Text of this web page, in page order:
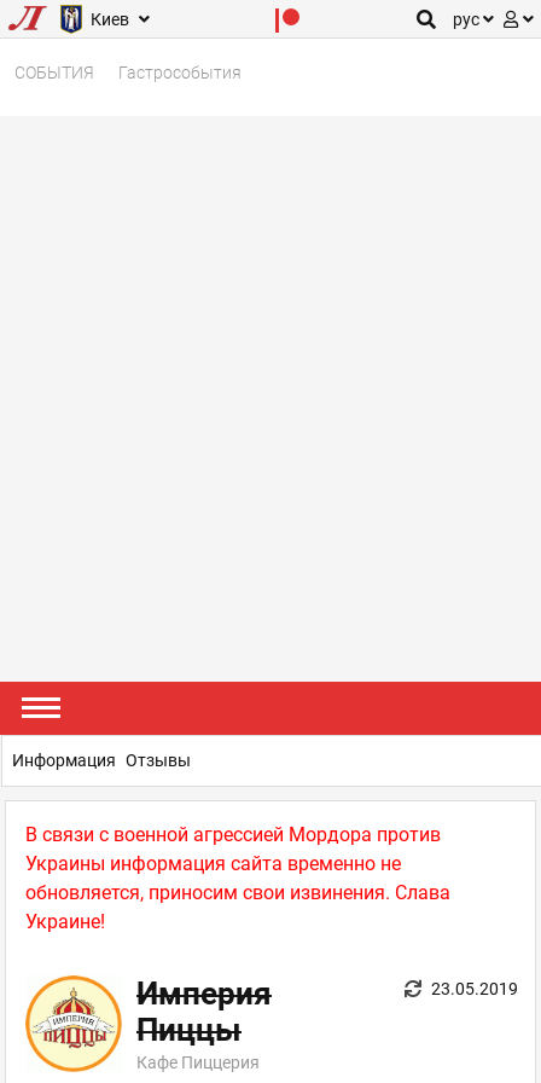
Киев рус
СОБЫТИЯ Гастрособытия
В связи с военной агрессией Мордора против
Украины информация сайта временно не
обновляется, приносим свои извинения. Слава
Украине!
Империя
Пиццы
Кафе Пиццерия
23.05.2019
Информация Отзывы